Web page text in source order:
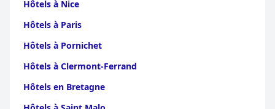
Hôtels à Nice
Hôtels à Paris
Hôtels à Pornichet
Hôtels à Clermont-Ferrand
Hôtels en Bretagne